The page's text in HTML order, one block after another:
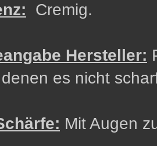
Cremig.
Hersteller:
es nicht
Mit Augen